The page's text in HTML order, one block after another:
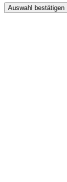
Auswahl bestätigen